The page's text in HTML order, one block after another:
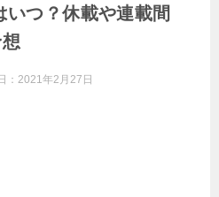
つ？休載や連載間
： 2021年2月27日